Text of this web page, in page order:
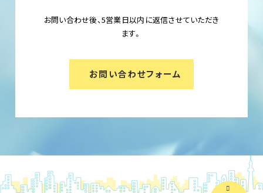
お問い合わせ後、5営業日以内に返信させていただき
ます。
お問い合わせフォーム